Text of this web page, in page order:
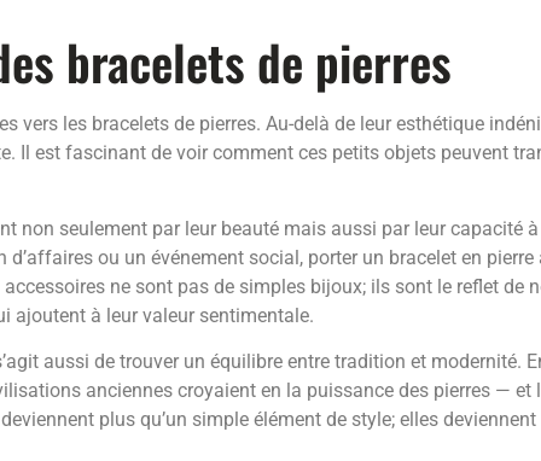
bracelets de pierres
vers les bracelets de pierres. Au-delà de leur esthétique
Il est fascinant de voir comment ces petits objets peuvent
non seulement par leur beauté mais aussi par leur capacité
ou un événement social, porter un bracelet en
ne sont pas de simples bijoux; ils sont le reflet de
ajoutent à leur valeur sentimentale.
aussi de trouver un équilibre entre tradition et modernité.
anciennes croyaient en la puissance des pierres — et
plus qu’un simple élément de style; elles